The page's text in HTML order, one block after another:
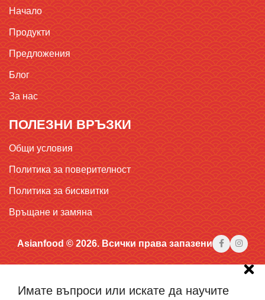
Начало
Продукти
Предложения
Блог
За нас
ПОЛЕЗНИ ВРЪЗКИ
Общи условия
Политика за поверителност
Политика за бисквитки
Връщане и замяна
Asianfood © 2026. Всички права запазени
Имате въпроси или искате да научите